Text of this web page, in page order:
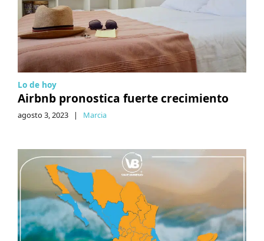
Lo de hoy
Airbnb pronostica fuerte crecimiento
agosto 3, 2023 | Marcia